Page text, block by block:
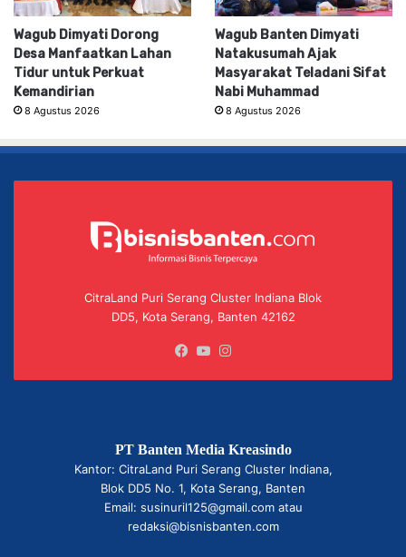
Wagub Dimyati Dorong
Desa Manfaatkan Lahan
Tidur untuk Perkuat
Kemandirian
8 Agustus 2026
Wagub Banten Dimyati
Natakusumah Ajak
Masyarakat Teladani Sifat
Nabi Muhammad
8 Agustus 2026
CitraLand Puri Serang Cluster Indiana Blok
DD5, Kota Serang, Banten 42162
Facebook
YouTube
PT Banten Media Kreasindo
Kantor: CitraLand Puri Serang Cluster Indiana,
Blok DD5 No. 1, Kota Serang, Banten
Email: susinuril125@gmail.com atau
redaksi@bisnisbanten.com